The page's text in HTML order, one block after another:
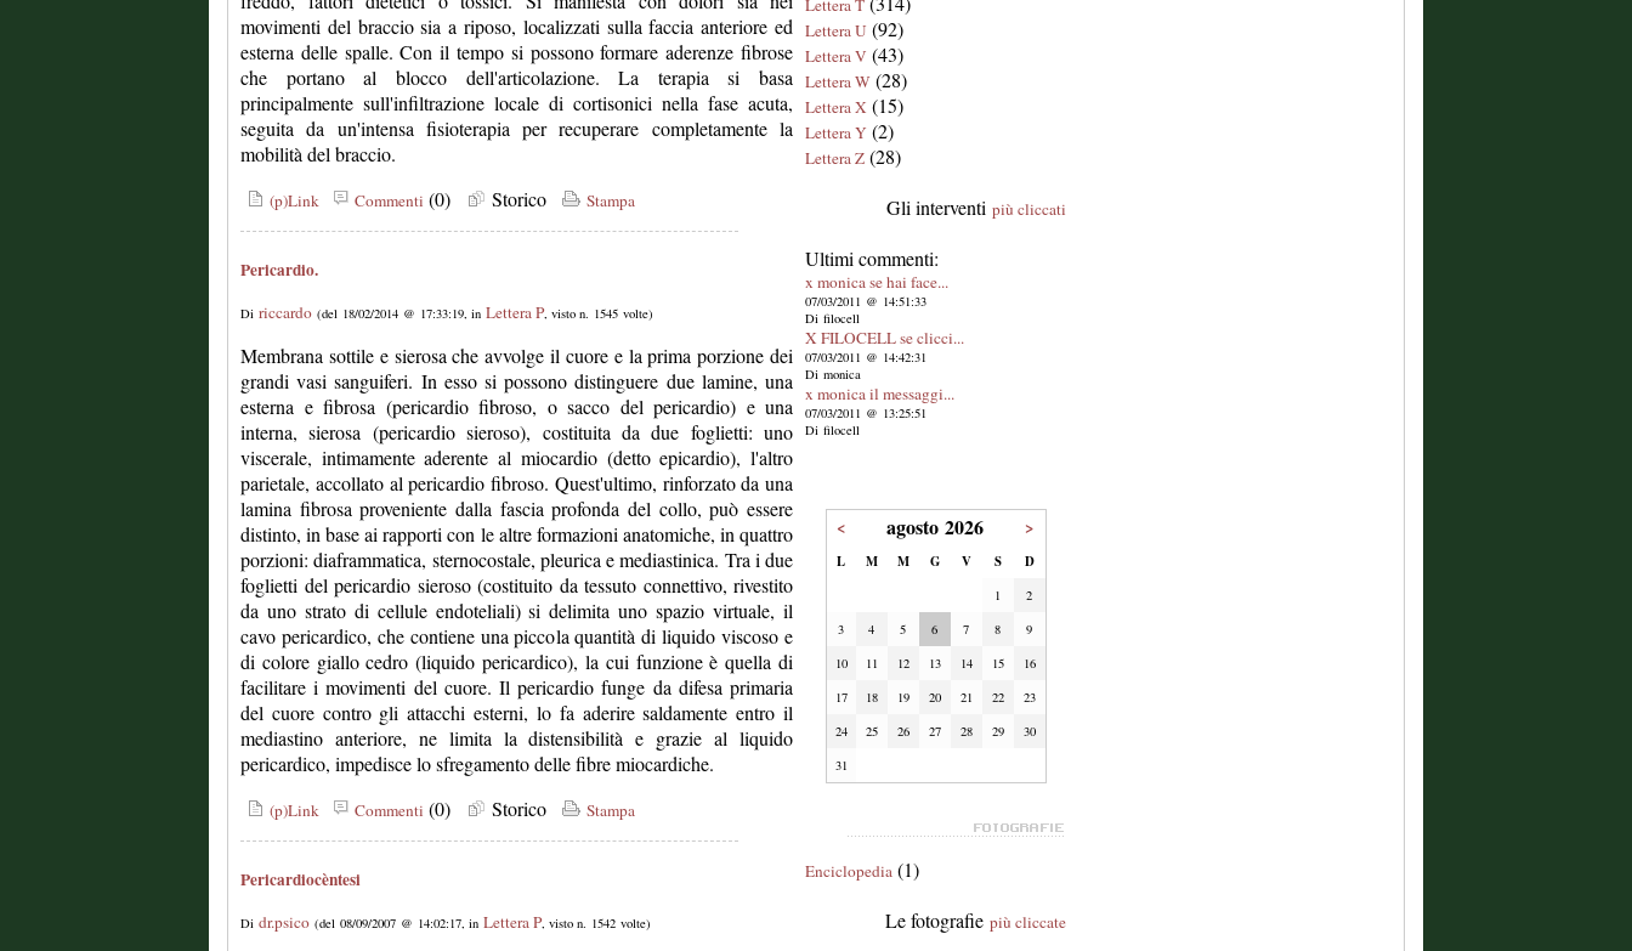
movimenti del braccio sia a riposo, localizzati sulla faccia anteriore ed
esterna delle spalle. Con il tempo si possono formare aderenze fibrose
che portano al blocco dell'articolazione. La terapia si basa
principalmente sull'infiltrazione locale di cortisonici nella fase acuta,
seguita da un'intensa fisioterapia per recuperare completamente la
mobilità del braccio.
(p)Link Commenti (0) Storico Stampa
Pericardio.
Di riccardo (del 18/02/2014 @ 17:33:19, in Lettera P, visto n. 1545 volte)
Membrana sottile e sierosa che avvolge il cuore e la prima porzione dei
grandi vasi sanguiferi. In esso si possono distinguere due lamine, una
esterna e fibrosa (pericardio fibroso, o sacco del pericardio) e una
interna, sierosa (pericardio sieroso), costituita da due foglietti: uno
viscerale, intimamente aderente al miocardio (detto epicardio), l'altro
parietale, accollato al pericardio fibroso. Quest'ultimo, rinforzato da una
lamina fibrosa proveniente dalla fascia profonda del collo, può essere
distinto, in base ai rapporti con le altre formazioni anatomiche, in quattro
porzioni: diaframmatica, sternocostale, pleurica e mediastinica. Tra i due
foglietti del pericardio sieroso (costituito da tessuto connettivo, rivestito
da uno strato di cellule endoteliali) si delimita uno spazio virtuale, il
cavo pericardico, che contiene una piccola quantità di liquido viscoso e
di colore giallo cedro (liquido pericardico), la cui funzione è quella di
facilitare i movimenti del cuore. Il pericardio funge da difesa primaria
del cuore contro gli attacchi esterni, lo fa aderire saldamente entro il
mediastino anteriore, ne limita la distensibilità e grazie al liquido
pericardico, impedisce lo sfregamento delle fibre miocardiche.
(p)Link Commenti (0) Storico Stampa
Pericardiocèntesi
Di dr.psico (del 08/09/2007 @ 14:02:17, in Lettera P, visto n. 1542 volte)
Lettera T
Lettera U (92)
Lettera V (43)
Lettera W (28)
Lettera X (15)
Lettera Y (2)
Lettera Z (28)
Gli interventi più cliccati
Ultimi commenti:
x monica se hai face...
07/03/2011 @ 14:51:33
Di filocell
X FILOCELL se clicci...
07/03/2011 @ 14:42:31
Di monica
x monica il messaggi...
07/03/2011 @ 13:25:51
Di filocell
< agosto 2026 >
L M M G V S D
1
2
3
4 5 6 7 8
9
10
11 12 13 14 15
16
17
18 19 20 21 22
23
24
25 26 27 28 29
30
31
Enciclopedia (1)
Le fotografie più cliccate